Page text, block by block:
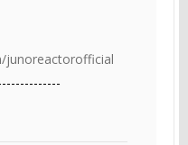
junoreactorofficial